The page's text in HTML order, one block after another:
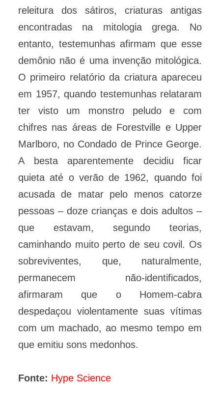
releitura dos sátiros, criaturas antigas
encontradas na mitologia grega. No
entanto, testemunhas afirmam que esse
demônio não é uma invenção mitológica.
O primeiro relatório da criatura apareceu
em 1957, quando testemunhas relataram
ter visto um monstro peludo e com
chifres nas áreas de Forestville e Upper
Marlboro, no Condado de Prince George.
A besta aparentemente decidiu ficar
quieta até o verão de 1962, quando foi
acusada de matar pelo menos catorze
pessoas – doze crianças e dois adultos –
que estavam, segundo teorias,
caminhando muito perto de seu covil. Os
sobreviventes, que, naturalmente,
permanecem não-identificados,
afirmaram que o Homem-cabra
despedaçou violentamente suas vítimas
com um machado, ao mesmo tempo em
que emitiu sons medonhos.
Fonte: Hype Science